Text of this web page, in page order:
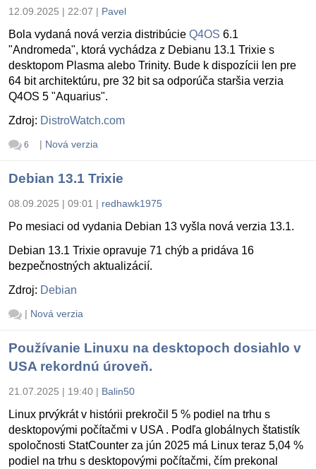
12.09.2025 | 22:07 | Pavel
Bola vydaná nová verzia distribúcie Q4OS 6.1
"Andromeda", ktorá vychádza z Debianu 13.1 Trixie s
desktopom Plasma alebo Trinity. Bude k dispozícii len pre
64 bit architektúru, pre 32 bit sa odporúča staršia verzia
Q4OS 5 "Aquarius".
Zdroj: DistroWatch.com
6 | Nová verzia
Debian 13.1 Trixie
08.09.2025 | 09:01 | redhawk1975
Po mesiaci od vydania Debian 13 vyšla nová verzia 13.1.
Debian 13.1 Trixie opravuje 71 chýb a pridáva 16
bezpečnostných aktualizácií.
Zdroj: Debian
| Nová verzia
Používanie Linuxu na desktopoch dosiahlo v
USA rekordnú úroveň.
21.07.2025 | 19:40 | Balin50
Linux prvýkrát v histórii prekročil 5 % podiel na trhu s
desktopovými počítačmi v USA . Podľa globálnych štatistík
spoločnosti StatCounter za jún 2025 má Linux teraz 5,04 %
podiel na trhu s desktopovými počítačmi, čím prekonal